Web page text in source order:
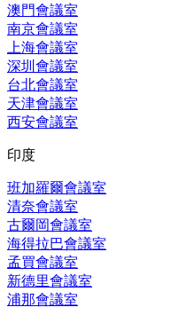
澳門會議室
南京會議室
上海會議室
深圳會議室
台北會議室
天津會議室
西安會議室
印度
班加羅爾會議室
清奈會議室
古爾岡會議室
海得拉巴會議室
孟買會議室
新德里會議室
浦那會議室